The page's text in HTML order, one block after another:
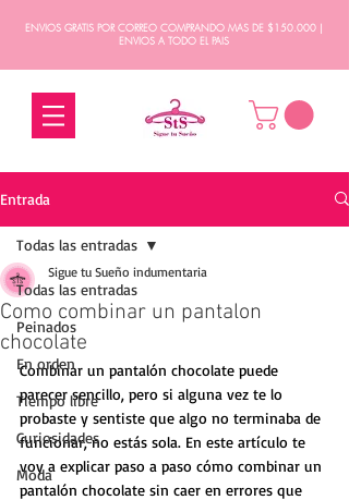
ENVIOS GRATIS POR CORREO COMPRANDO MAS DE $150.000 |
ENVIOS A TODO EL PAIS
Entrada
Todas las entradas
Peinados
En orden
Tiempo libre
Curiosidades
Moda
Todas las entradas
Como combinar un pantalon
chocolate
Sigue tu Sueño indumentaria
Combinar un pantalón chocolate puede
parecer sencillo, pero si alguna vez te lo
probaste y sentiste que algo no terminaba de
funcionar, no estás sola. En este artículo te
voy a explicar paso a paso cómo combinar un
pantalón chocolate sin caer en errores que